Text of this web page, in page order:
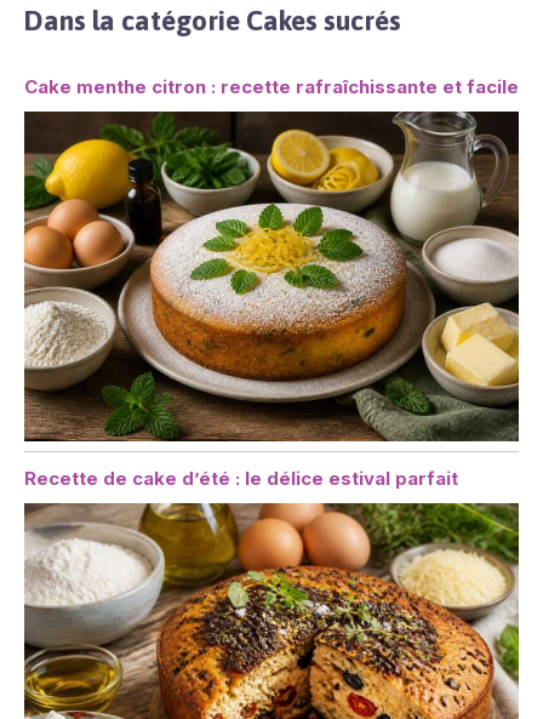
Dans la catégorie Cakes sucrés
Cake menthe citron : recette rafraîchissante et facile
Recette de cake d’été : le délice estival parfait